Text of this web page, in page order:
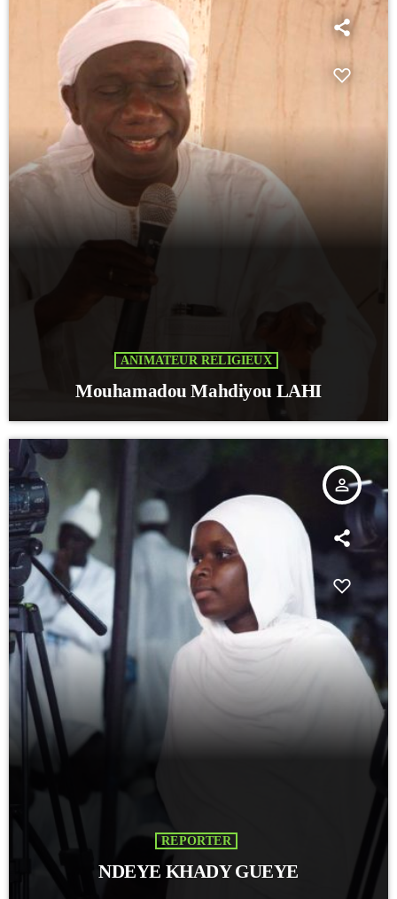
ANIMATEUR RELIGIEUX
Mouhamadou Mahdiyou LAHI
person_outline
REPORTER
NDEYE KHADY GUEYE